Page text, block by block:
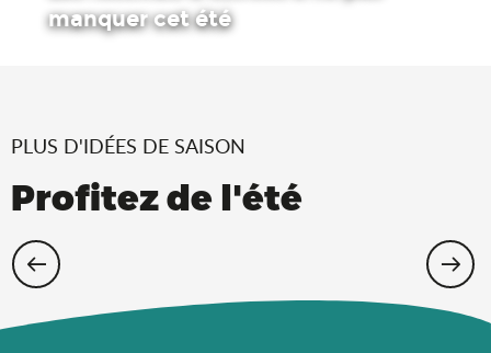
manquer cet été
PLUS D'IDÉES DE SAISON
Profitez de l'été
Cet été, échappez-vous dans l’Ain !